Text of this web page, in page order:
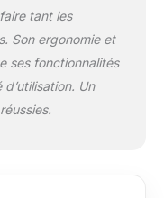
par
Modèle
: CR2430.
(non
IR
à
tant les
Son ergonomie et
ses fonctionnalités
Un